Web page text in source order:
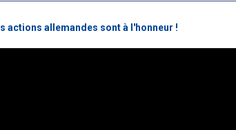
actions allemandes sont à l'honneur !